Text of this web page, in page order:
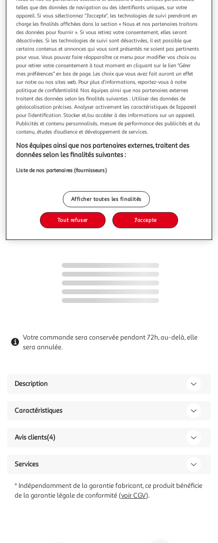
précédente
suivante
4.2 (4)
GARDENSTAR
Chargeur rapide - 20V - pour 2 batteries
Le chargeur rapide Gardenstar pour deux batteries 20V est
l'accessoire idéal pour optimiser votre temps de travail en
permettant la charge simultanée de deux batteries
compatibles avec une tension de 20 volts. Ce chargeur offre
une solution pratique et efficace pour maintenir vos
batteries prêtes
En savoir +
Garantie fabricant: 3 ans *
Vendu parAuchan
Choisir un magasin
Retrait 1h en magasin
Paiement en ligne ·Service offert
dont 0,50€ d'éco-part.
Ajouter au panier
Ajouter à une liste
Votre commande sera conservée pendant 72h, au-delà, elle
sera annulée.
Description
Caractéristiques
Avis clients(4)
Services
* Indépendamment de la garantie fabricant, ce produit bénéficie
de la garantie légale de conformité (voir CGV).
telles que des données de navigation ou des identifiants uniques, sur votre
appareil. Si vous sélectionnez "J'accepte", les technologies de suivi prendront en
charge les finalités affichées dans la section « Nous et nos partenaires traitons
des données pour fournir ». Si vous retirez votre consentement, elles seront
désactivées. Si les technologies de suivi sont désactivées, il est possible que
certains contenus et annonces qui vous sont présentés ne soient pas pertinents
pour vous. Vous pouvez faire réapparaître ce menu pour modifier vos choix ou
pour retirer votre consentement à tout moment en cliquant sur le lien "Gérer
mes préférences" en bas de page. Les choix que vous avez fait auront un effet
sur notre ou nos sites web. Pour plus d’informations, reportez-vous à notre
politique de confidentialité. Nos équipes ainsi que nos partenaires externes
traitent des données selon les finalités suivantes : Utiliser des données de
géolocalisation précises. Analyser activement les caractéristiques de l’appareil
pour l’identification. Stocker et/ou accéder à des informations sur un appareil.
Publicités et contenu personnalisés, mesure de performance des publicités et du
contenu, études d’audience et développement de services.
Nos équipes ainsi que nos partenaires externes, traitent des
données selon les finalités suivantes :
Liste de nos partenaires (fournisseurs)
Afficher toutes les finalités
Tout refuser J'accepte